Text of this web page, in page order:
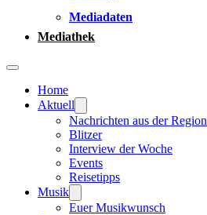
Mediadaten
Mediathek
Home
Aktuell
Nachrichten aus der Region
Blitzer
Interview der Woche
Events
Reisetipps
Musik
Euer Musikwunsch